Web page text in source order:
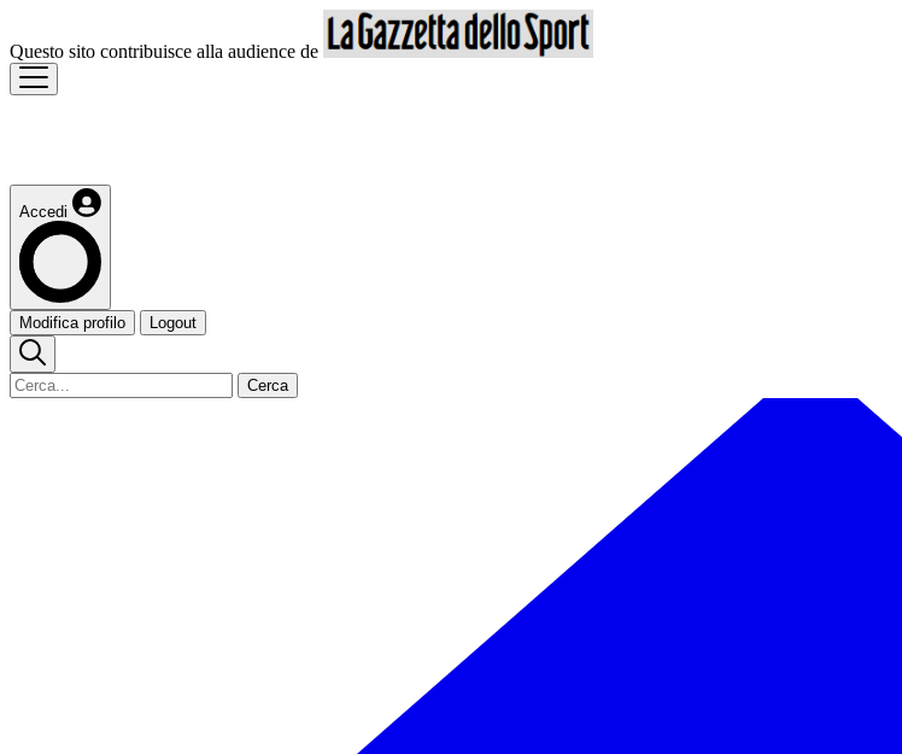
Questo sito contribuisce alla audience de
Accedi
Modifica profilo Logout
Cerca